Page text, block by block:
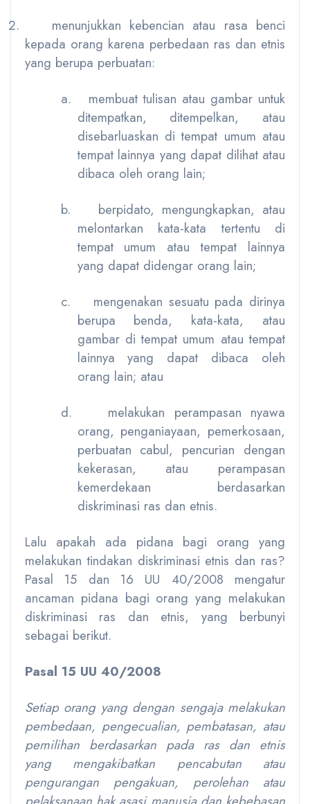
2.
menunjukkan kebencian atau rasa benci
kepada orang karena perbedaan ras dan etnis
yang berupa perbuatan:
a.
membuat tulisan atau gambar untuk
ditempatkan, ditempelkan, atau
disebarluaskan di tempat umum atau
tempat lainnya yang dapat dilihat atau
dibaca oleh orang lain;
b.
berpidato, mengungkapkan, atau
melontarkan kata-kata tertentu di
tempat umum atau tempat lainnya
yang dapat didengar orang lain;
c.
mengenakan sesuatu pada dirinya
berupa benda, kata-kata, atau
gambar di tempat umum atau tempat
lainnya yang dapat dibaca oleh
orang lain; atau
d.
melakukan perampasan nyawa
orang, penganiayaan, pemerkosaan,
perbuatan cabul, pencurian dengan
kekerasan, atau perampasan
kemerdekaan berdasarkan
diskriminasi ras dan etnis.
Lalu apakah ada pidana bagi orang yang
melakukan tindakan diskriminasi etnis dan ras?
Pasal 15 dan 16 UU 40/2008 mengatur
ancaman pidana bagi orang yang melakukan
diskriminasi ras dan etnis, yang berbunyi
sebagai berikut.
Pasal 15 UU 40/2008
Setiap orang yang dengan sengaja melakukan
pembedaan, pengecualian, pembatasan, atau
pemilihan berdasarkan pada ras dan etnis
yang mengakibatkan pencabutan atau
pengurangan pengakuan, perolehan atau